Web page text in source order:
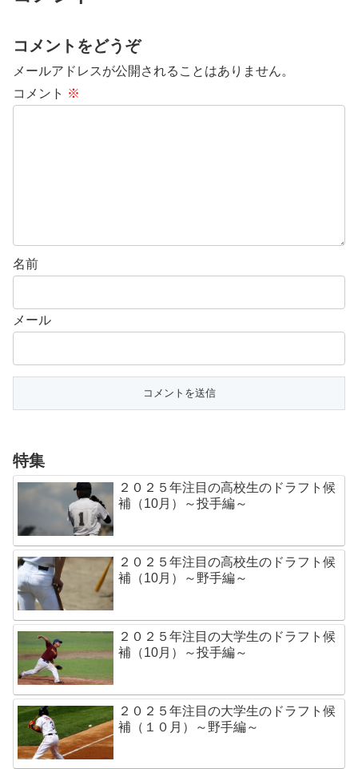
コメントをどうぞ
メールアドレスが公開されることはありません。
コメント ※
名前
メール
特集
２０２５年注目の高校生のドラフト候
補（10月）～投手編～
２０２５年注目の高校生のドラフト候
補（10月）～野手編～
２０２５年注目の大学生のドラフト候
補（10月）～投手編～
２０２５年注目の大学生のドラフト候
補（１０月）～野手編～